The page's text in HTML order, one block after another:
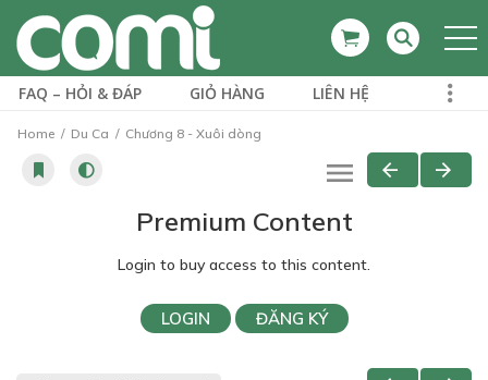
FAQ – HỎI & ĐÁP GIỎ HÀNG LIÊN HỆ
Home Du Ca Chương 8 - Xuôi dòng
Premium Content
Login to buy access to this content.
LOGIN ĐĂNG KÝ